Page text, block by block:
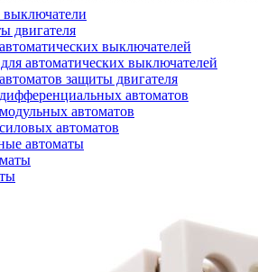
выключатели
двигателя
выключателей
автоматических выключателей
защиты двигателя
автоматов
автоматов
автоматов
автоматы